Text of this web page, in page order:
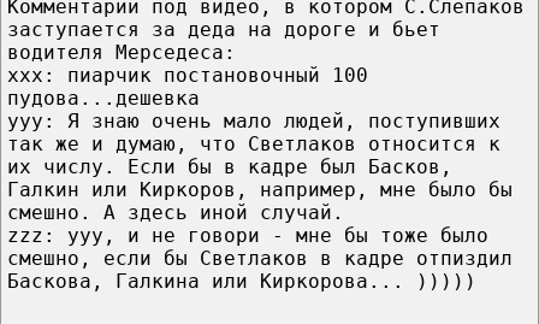
Комментарии под видео, в котором С.Слепаков
заступается за деда на дороге и бьет
водителя Мерседеса:
xxx: пиарчик постановочный 100
пудова...дешевка
yyy: Я знаю очень мало людей, поступивших
так же и думаю, что Светлаков относится к
их числу. Если бы в кадре был Басков,
Галкин или Киркоров, например, мне было бы
смешно. А здесь иной случай.
zzz: yyy, и не говори - мне бы тоже было
смешно, если бы Светлаков в кадре отпиздил
Баскова, Галкина или Киркорова... )))))